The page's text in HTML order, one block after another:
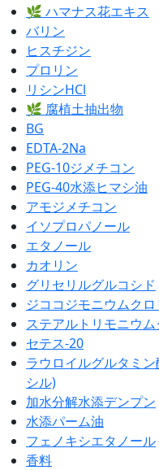
🌿 ハマナス花エキス
バリン
ヒスチジン
プロリン
リシンHCl
🌿 腐植土抽出物
BG
EDTA-2Na
PEG-10ジメチコン
PEG-40水添ヒマシ油
アモジメチコン
イソプロパノール
エタノール
カオリン
グリセリルグルコシド
ジココジモニウムクロ
ステアルトリモニウム
セテス-20
ラウロイルグルタミ
シル)
加水分解水添デンプン
水添パーム油
フェノキシエタノール
香料